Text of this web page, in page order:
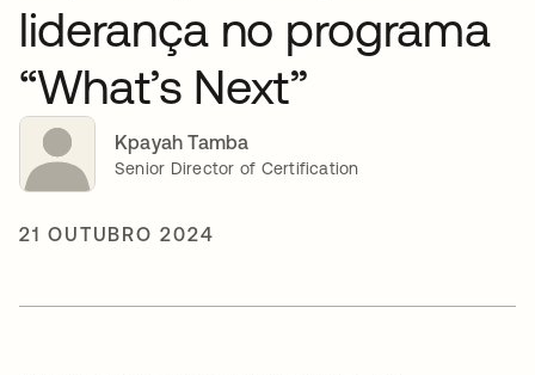
liderança no programa
“What’s Next”
Kpayah Tamba
Senior Director of Certification
21 OUTUBRO 2024